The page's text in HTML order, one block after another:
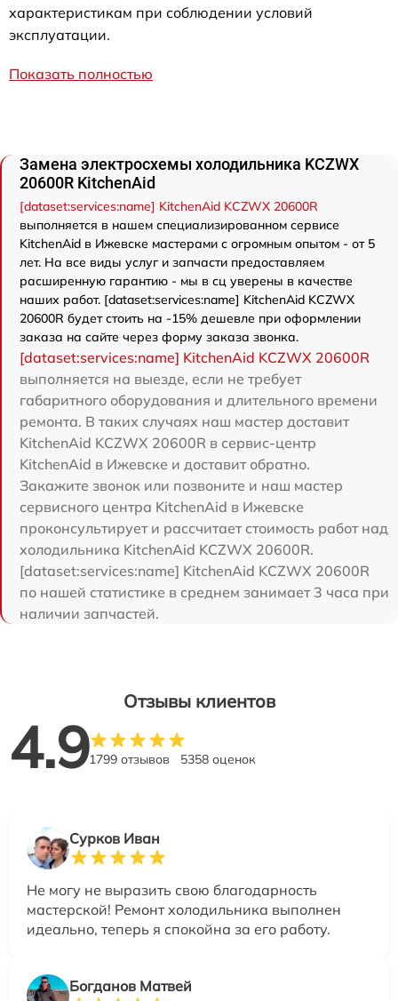
характеристикам при соблюдении условий
эксплуатации.
Показать полностью
Замена электросхемы холодильника KCZWX
20600R KitchenAid
[dataset:services:name] KitchenAid KCZWX 20600R
выполняется в нашем специализированном сервисе
KitchenAid в Ижевске мастерами с огромным опытом - от 5
лет. На все виды услуг и запчасти предоставляем
расширенную гарантию - мы в сц уверены в качестве
наших работ. [dataset:services:name] KitchenAid KCZWX
20600R будет стоить на -15% дешевле при оформлении
заказа на сайте через форму заказа звонка.
[dataset:services:name] KitchenAid KCZWX 20600R
выполняется на выезде, если не требует
габаритного оборудования и длительного времени
ремонта. В таких случаях наш мастер доставит
KitchenAid KCZWX 20600R в сервис-центр
KitchenAid в Ижевске и доставит обратно.
Закажите звонок или позвоните и наш мастер
сервисного центра KitchenAid в Ижевске
проконсультирует и рассчитает стоимость работ над
холодильника KitchenAid KCZWX 20600R.
[dataset:services:name] KitchenAid KCZWX 20600R
по нашей статистике в среднем занимает 3 часа при
наличии запчастей.
Отзывы клиентов
4.91799 отзывов 5358 оценок
Сурков Иван
Не могу не выразить свою благодарность
мастерской! Ремонт холодильника выполнен
идеально, теперь я спокойна за его работу.
Богданов Матвей